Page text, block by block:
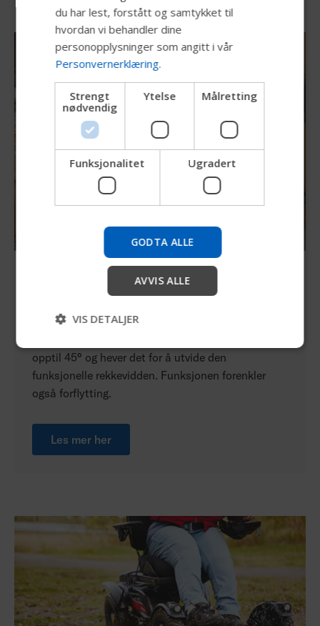
Active Reach & Active Height
Rekkevidde til omgivelsene
opptil 45° og hever det for å utvide den
funksjonelle rekkevidden. Funksjonen forenkler
også forflytting.
Les mer her
Prøv vår nye Permobil-guide
selskapsinformasjon og finne enhetsstøtte.
Start
DANISH
CHINESE (SIMPLIFIED)
du har lest, forstått og samtykket til
hvordan vi behandler dine
personopplysninger som angitt i vår
Personvernerklæring.
Strengt
nødvendig
Ytelse Målretting
Funksjonalitet Ugradert
GODTA ALLE
AVVIS ALLE
VIS DETALJER